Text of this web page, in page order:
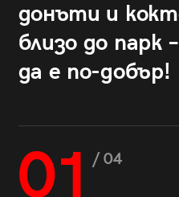
донъти и
близо до парк
да е по-добър!
01 / 04